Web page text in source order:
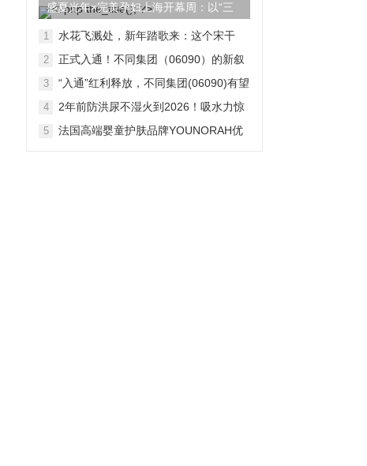
盛夏光年×完美孕妇上海开幕周：以“三
重之光”重塑孕潮时代，让...
1
水花飞溅处，新年踏歌来：这个宋干
2
正式入通！不同集团（06090）的新叙
3
“入通”红利释放，不同集团(06090)有望
4
2年前防洪尿不湿火到2026！吸水力惊
5
法国高端婴童护肤品牌YOUNORAH优